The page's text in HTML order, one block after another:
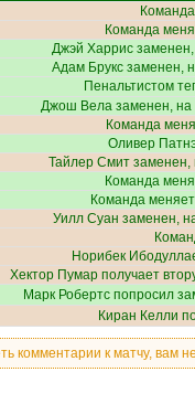
Команда
Джэй Харрис
Адам Брукс заменен,
Пенальтистом
Джош Велазаменен, на
Команда
Оливер
Тайлер Смит заменен,
Команда
Команда
Уилл Суан заменен,
Норибек
Хектор Пумарполучает
Марк Робертс попросил
Киран Келли
комментарии к матчу, вам